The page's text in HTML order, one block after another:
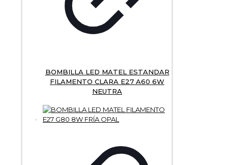
BOMBILLA LED MATEL ESTANDAR
FILAMENTO CLARA E27 A60 6W
NEUTRA